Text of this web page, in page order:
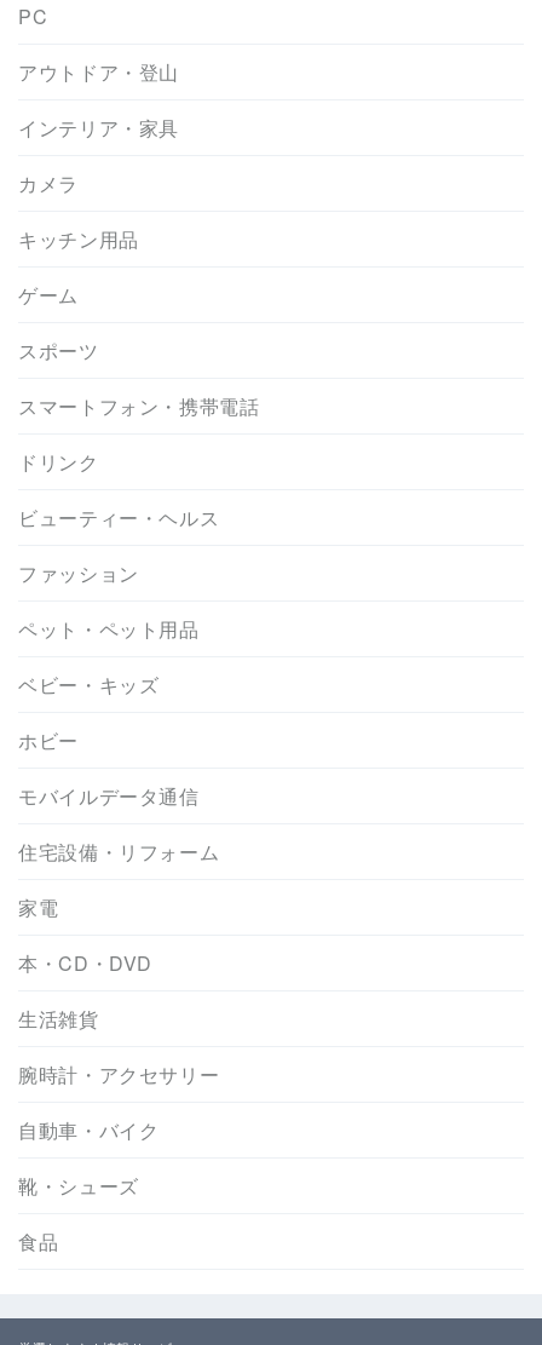
PC
アウトドア・登山
インテリア・家具
カメラ
キッチン用品
ゲーム
スポーツ
スマートフォン・携帯電話
ドリンク
ビューティー・ヘルス
ファッション
ペット・ペット用品
ベビー・キッズ
ホビー
モバイルデータ通信
住宅設備・リフォーム
家電
本・CD・DVD
生活雑貨
腕時計・アクセサリー
自動車・バイク
靴・シューズ
食品